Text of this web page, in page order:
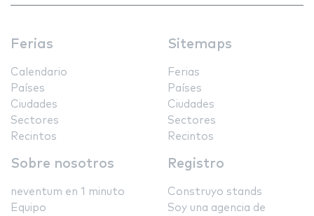
Ferias
Calendario
Países
Ciudades
Sectores
Recintos
Sitemaps
Ferias
Países
Ciudades
Sectores
Recintos
Sobre nosotros
neventum en 1 minuto
Equipo
Registro
Construyo stands
Soy una agencia de